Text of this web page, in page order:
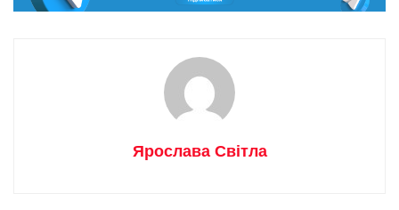
Ярослава Світла